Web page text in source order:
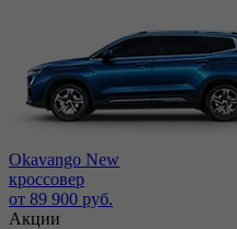
Okavango New
кроссовер
от 89 900 руб.
Акции